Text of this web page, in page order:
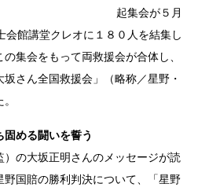
起集会が５月
会館講堂クレオに１８０人を結集し
集会をもって両救援会が合体し、
さん全国救援会」（略称／星野・
める闘いを誓う
の大坂正明さんのメッセージが読
国賠の勝利判決について、「星野